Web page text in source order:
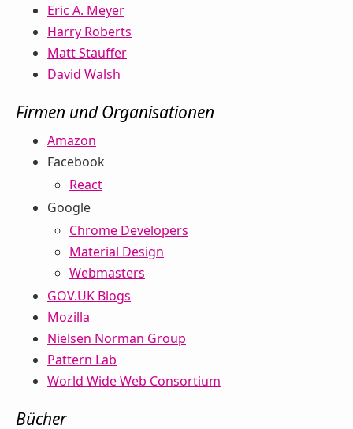
Eric A. Meyer
Harry Roberts
Matt Stauffer
David Walsh
Firmen und Organisationen
Amazon
Facebook
React
Google
Chrome Developers
Material Design
Webmasters
GOV.UK Blogs
Mozilla
Nielsen Norman Group
Pattern Lab
World Wide Web Consortium
Bücher